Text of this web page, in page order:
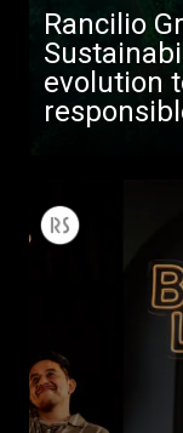
Rancilio
evolution